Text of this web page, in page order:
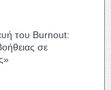
του Burnout:
σε